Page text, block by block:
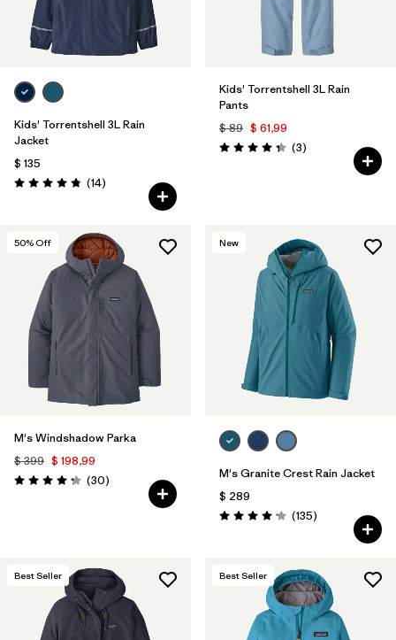
Kids' Torrentshell 3L Rain
Jacket
$ 135
Valoración: 4.9 / 5
(14Comentarios
)
Kids' Torrentshell 3L Rain
Pants
$ 89 $ 61,99
Valoración: 4.3 / 5
(3Comentarios
)
50% Off
M's Windshadow Parka
$ 399 $ 198,99
Valoración: 4.2 / 5
(30Comentarios
)
New
M's Granite Crest Rain Jacket
$ 289
Valoración: 4.2 / 5
(135Comentarios
)
Best Seller Best Seller